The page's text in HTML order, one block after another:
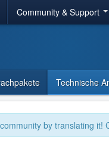
Community & Support
Technische
by translating it!